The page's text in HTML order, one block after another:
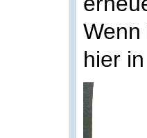
hier